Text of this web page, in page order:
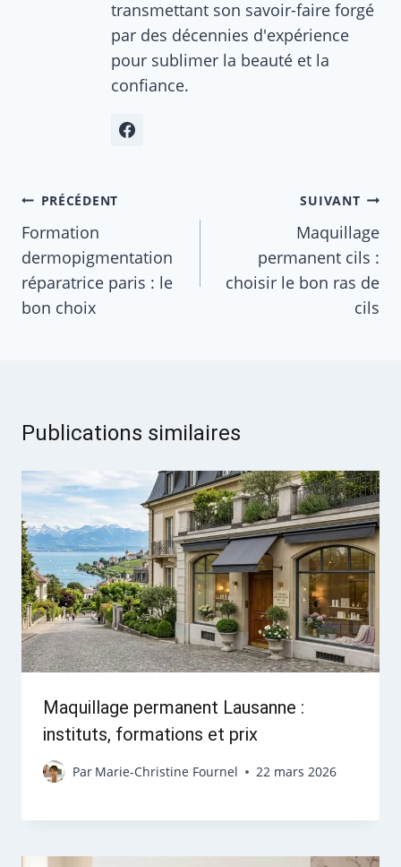
transmettant son savoir-faire forgé
par des décennies d'expérience
pour sublimer la beauté et la
confiance.
Navigation
de
l’article
PRÉCÉDENT
Formation
dermopigmentation
réparatrice paris : le
bon choix
SUIVANT
Maquillage
permanent cils :
choisir le bon ras de
cils
Publications similaires
Maquillage permanent Lausanne :
instituts, formations et prix
Par Marie-Christine Fournel 22 mars 2026